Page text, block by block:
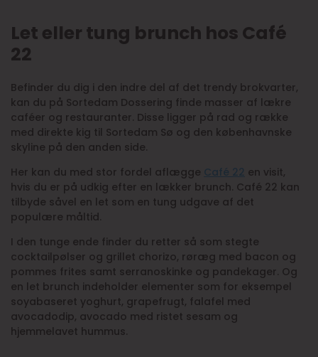
Let eller tung brunch hos Café
22
Befinder du dig i den indre del af det trendy brokvarter,
kan du på Sortedam Dossering finde masser af lækre
caféer og restauranter. Disse ligger på rad og række
med direkte kig til Sortedam Sø og den københavnske
skyline på den anden side.
Her kan du med stor fordel aflægge Café 22 en visit,
hvis du er på udkig efter en lækker brunch. Café 22 kan
tilbyde såvel en let som en tung udgave af det
populære måltid.
I den tunge ende finder du retter så som stegte
cocktailpølser og grillet chorizo, røræg med bacon og
pommes frites samt serranoskinke og pandekager. Og
en let brunch indeholder elementer som for eksempel
soyabaseret yoghurt, grapefrugt, falafel med
avocadodip, avocado med ristet sesam og
hjemmelavet hummus.